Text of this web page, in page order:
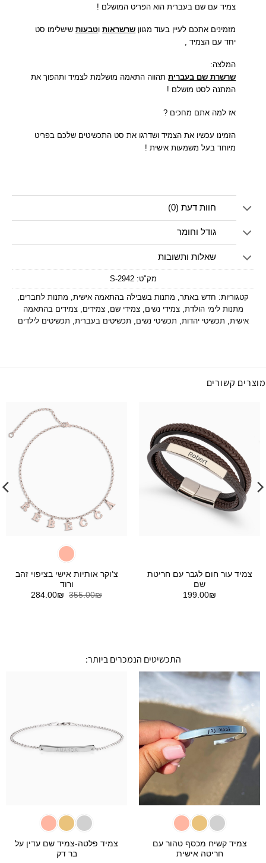
צמיד עם שם בעברית הוא הפריט המושלם !
מזמינים אתכם לעיין בעוד מגוון שרשראותוטבעותשישלימו סט
יחד עם הצמיד ,
המלצה:
שרשרת שם בעבריתתהווה התאמה מושלמת לצמיד ותהפוך את
המתנה לסט מושלם !
אז למה אתם מחכים ?
הזמינו עכשיו את הצמיד ושדרגו את סט התכשיטים שלכם בפריט
מיוחד בעל משמעות אישית !
חוות דעת (0)
גודל וחומר
שאלות ותשובות
מק"ט:2942-S
קטגוריות: חדש באתר מתנות בשבילה בהתאמה אישית מתנות לחברים
מתנות לימי הולדת ,צמידי נשים ,צמידי שם ,צמידים ,צמידים בהתאמה
אישית תכשיטי יהדות תכשיטי נשים תכשיטים בעברית תכשיטים לילדים
מוצרים קשורים
צמיד עור חום לגבר עם חריטת
שם
199.00₪
צ’וקר אותיות אישי בציפוי זהב
ורוד
355.00₪
המחיר
284.00₪
התכשיטים הנמכרים ביותר:
צמיד קשיח מכסף טהור עם
חריטה אישית
צמיד פלטה-צמיד שם עדין על
בר דק